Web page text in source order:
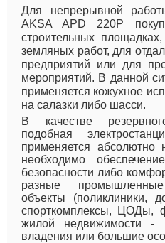
Для непрерывной
AKSA APD 220P
строительных
земляных работ, для
предприятий или для
мероприятий. В данной
применяется кожухное
на салазки либо шасси.
В качестве
подобная
применяется абсолютно
необходимо
безопасности либо
разные
объекты (поликлиники,
спорткомплексы, ЦОДы,
жилой недвижимости -
владения или большие